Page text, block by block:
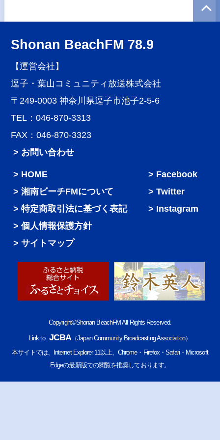
Shonan BeachFM 78.9
【運営会社】
逗子・葉山コミュニティ放送株式会社
〒249-0003 神奈川県逗子市池子2-5-6
TEL：046-870-3313
FAX：046-870-3323
> お問い合わせ
HOME
湘南ビーチFMについて
特定商取引法に基づく表記
個人情報保護方針
サイトマップ
Facebook
Twitter
Instagram
Copyright©Shonan BeachFM All Rights Reserved.
Link to JCBA（Japan Community Broadcasting Association）
本サイトでは、Internet Explorer 11以上、Chrome・Firefox・Safari・Microsoft
Edgeの最新版での閲覧を推奨しております。